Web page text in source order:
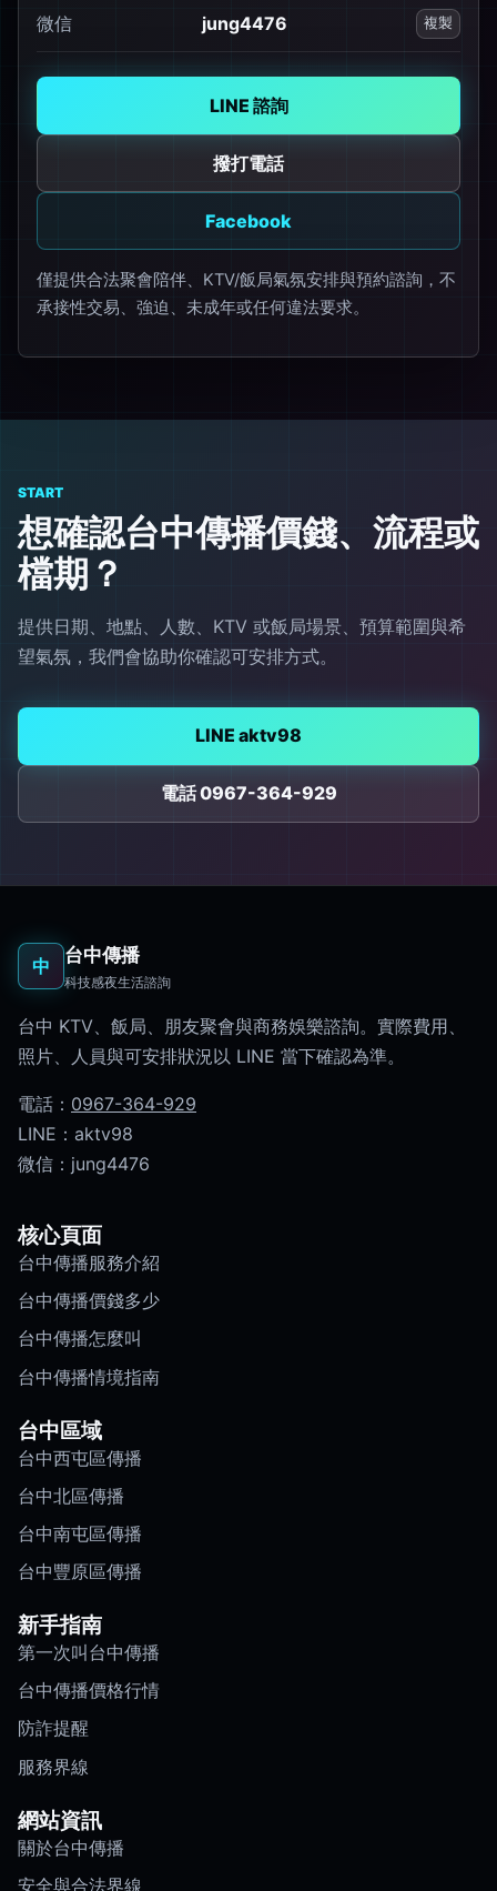
微信 jung4476 複製
LINE 諮詢
撥打電話
Facebook
僅提供合法聚會陪伴、KTV/飯局氣氛安排與預約諮詢，不
承接性交易、強迫、未成年或任何違法要求。
START
想確認台中傳播價錢、流程或
檔期？
提供日期、地點、人數、KTV 或飯局場景、預算範圍與希
望氣氛，我們會協助你確認可安排方式。
LINE aktv98
電話 0967-364-929
中 台中傳播
科技感夜生活諮詢
台中 KTV、飯局、朋友聚會與商務娛樂諮詢。實際費用、
照片、人員與可安排狀況以 LINE 當下確認為準。
電話： 0967-364-929
LINE：aktv98
微信：jung4476
核心頁面
台中傳播服務介紹
台中傳播價錢多少
台中傳播怎麼叫
台中傳播情境指南
台中區域
台中西屯區傳播
台中北區傳播
台中南屯區傳播
台中豐原區傳播
新手指南
第一次叫台中傳播
台中傳播價格行情
防詐提醒
服務界線
網站資訊
關於台中傳播
安全與合法界線